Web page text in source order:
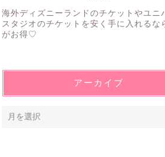
海外ディズニーランドのチケットやユニ
スタジオのチケットを安く手に入れるな
がお得♡
アーカイブ